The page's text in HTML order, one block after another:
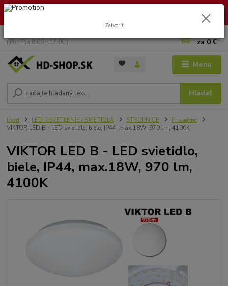
🏖️ DOVOLENKA 30.7.2026 – 9.8.2026 · Objednávky vybavíme po
Menu
Hľadať
( Po - Pia 8:00 - 17:00 )
za0 €
Úvod LED OSVETLENIE / SVIETIDLÁ STROPNICE
Prisadené
VIKTOR LED B - LED svietidlo, biele, IP44, max.18W, 970 lm, 4100K
VIKTOR LED B - LED svietidlo,
biele, IP44, max.18W, 970 lm,
4100K
Zatvoriť